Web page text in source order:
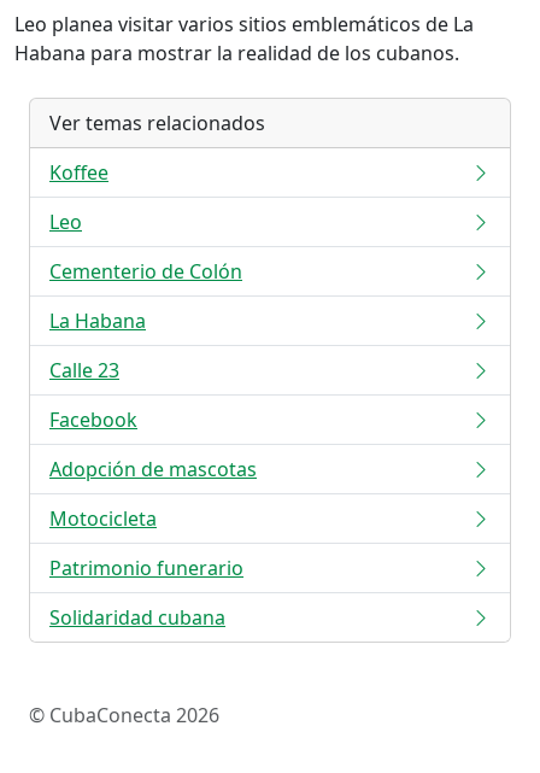
Leo planea visitar varios sitios emblemáticos de La
Habana para mostrar la realidad de los cubanos.
Ver temas relacionados
Koffee
Leo
Cementerio de Colón
La Habana
Calle 23
Facebook
Adopción de mascotas
Motocicleta
Patrimonio funerario
Solidaridad cubana
© CubaConecta 2026